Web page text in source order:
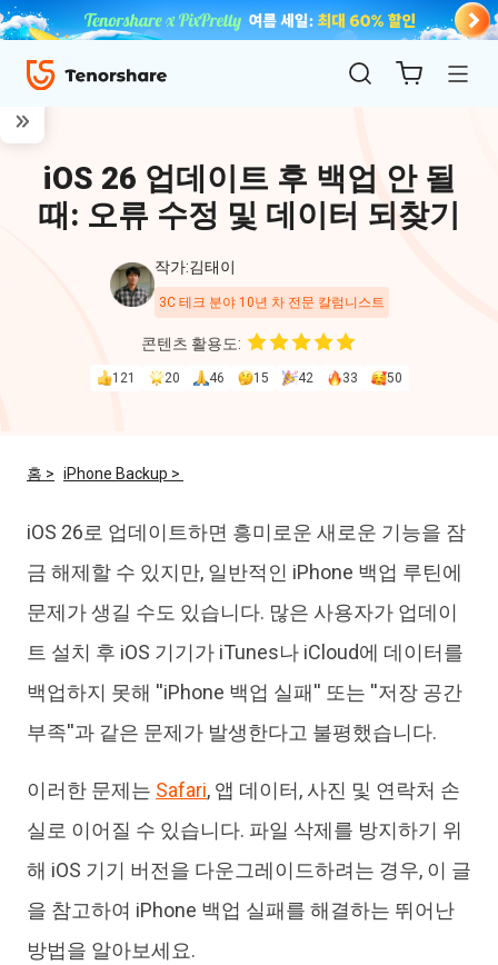
for iOS
iOS
iAnyGo
iOS 26 업데이트 후 백업 안 될
때: 오류 수정 및 데이터 되찾기
작가:김태이
3C 테크 분야 10년 차 전문 칼럼니스트
콘텐츠 활용도:
121 20 46 15 42 33 50
홈 > iPhone Backup >
iOS 26로 업데이트하면 흥미로운 새로운 기능을 잠
금 해제할 수 있지만, 일반적인 iPhone 백업 루틴에
문제가 생길 수도 있습니다. 많은 사용자가 업데이
트 설치 후 iOS 기기가 iTunes나 iCloud에 데이터를
백업하지 못해 ''iPhone 백업 실패'' 또는 ''저장 공간
부족''과 같은 문제가 발생한다고 불평했습니다.
이러한 문제는 Safari, 앱 데이터, 사진 및 연락처 손
실로 이어질 수 있습니다. 파일 삭제를 방지하기 위
해 iOS 기기 버전을 다운그레이드하려는 경우, 이 글
을 참고하여 iPhone 백업 실패를 해결하는 뛰어난
방법을 알아보세요.